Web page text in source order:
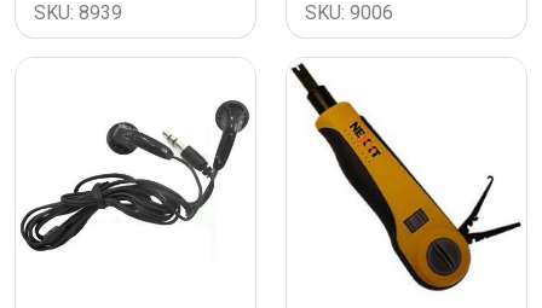
SKU: 8939 SKU: 9006